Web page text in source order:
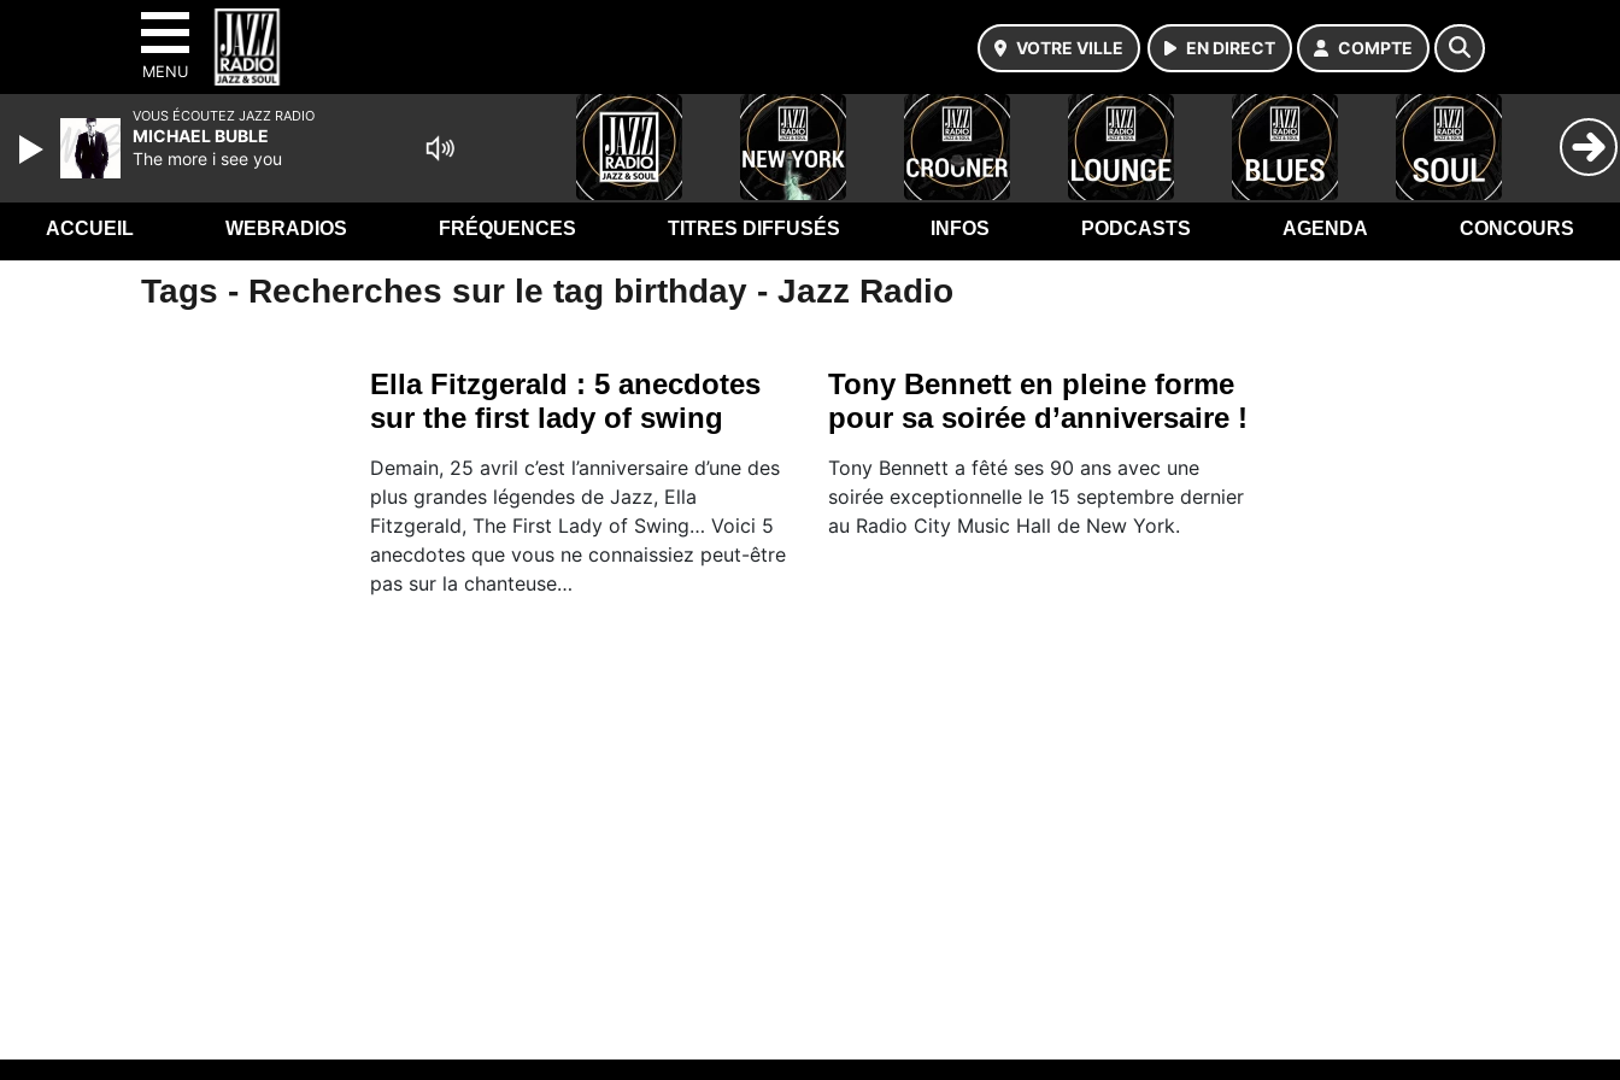
MENU
VOTRE VILLE EN DIRECT COMPTE
ACCUEIL WEBRADIOS FRÉQUENCES TITRES DIFFUSÉS INFOS PODCASTS AGENDA CONCOURS
Tags - Recherches sur le tag birthday - Jazz Radio
Ella Fitzgerald : 5 anecdotes
sur the first lady of swing
Demain, 25 avril c’est l’anniversaire d’une des
plus grandes légendes de Jazz, Ella
Fitzgerald, The First Lady of Swing… Voici 5
anecdotes que vous ne connaissiez peut-être
pas sur la chanteuse…
Tony Bennett en pleine forme
pour sa soirée d’anniversaire !
Tony Bennett a fêté ses 90 ans avec une
soirée exceptionnelle le 15 septembre dernier
au Radio City Music Hall de New York.
VOUS ÉCOUTEZ JAZZ RADIO
MICHAEL BUBLE
The more i see you